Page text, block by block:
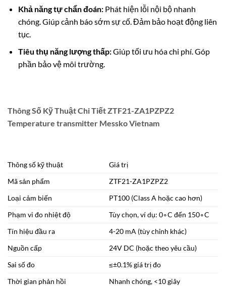
Khả năng tự chẩn đoán:Phát hiện lỗi nội bộ nhanh
chóng. Giúp cảnh báo sớm sự cố. Đảm bảo hoạt động liên
tục.
Tiêu thụ năng lượng thấp:Giúp tối ưu hóa chi phí. Góp
phần bảo vệ môi trường.
Thông Số Kỹ Thuật Chi Tiết ZTF21-ZA1PZPZ2
Temperature transmitter Messko Vietnam
Thông số kỹ thuật
Giá trị
Mã sản phẩm
ZTF21-ZA1PZPZ2
Loại cảm biến
PT100 (Class A hoặc cao hơn)
Phạm vi đo nhiệt độ
Tùy chọn, ví dụ:0∘C đến 150∘C
Tín hiệu đầu ra
4-20 mA (tùy chỉnh khác)
Nguồn cấp
24V DC (hoặc theo yêu cầu)
Sai số đo
≤±0.1%giá trị đo
Thời gian phản hồi
Nhanh chóng, <10giây